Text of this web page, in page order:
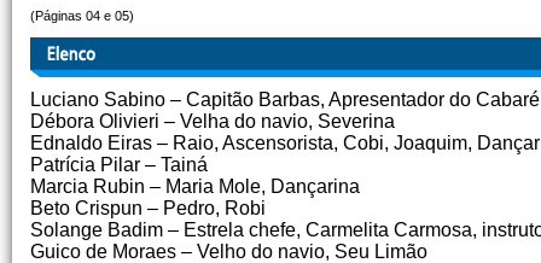
(Páginas 04 e 05)
Luciano Sabino – Capitão Barbas, Apresentador do
Débora Olivieri – Velha do navio, Severina
Ednaldo Eiras – Raio, Ascensorista, Cobi, Joaquim,
Patrícia Pilar – Tainá
Marcia Rubin – Maria Mole, Dançarina
Beto Crispun – Pedro, Robi
Solange Badim – Estrela chefe, Carmelita Carmosa,
Guico de Moraes – Velho do navio, Seu Limão